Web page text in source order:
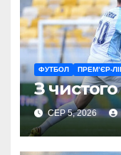
ФУТБОЛ ПРЕМ’ЄР-
З
СЕР 5, 2026